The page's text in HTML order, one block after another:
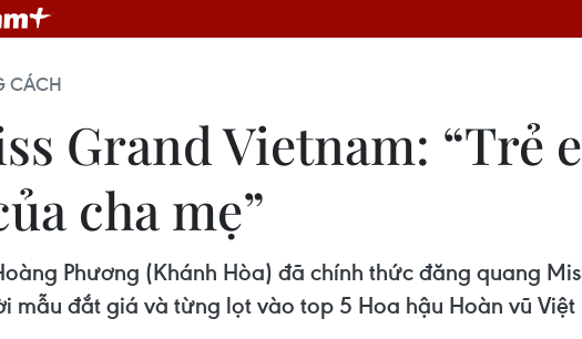
CÁCH
Grand Vietnam: “Trẻ
cha mẹ”
Phương (Khánh Hòa) đã chính thức đăng quang
mẫu đắt giá và từng lọt vào top 5 Hoa hậu Hoàn vũ Việt